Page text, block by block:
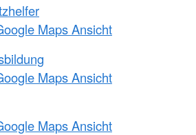
Maps Ansicht
Maps Ansicht
Maps Ansicht